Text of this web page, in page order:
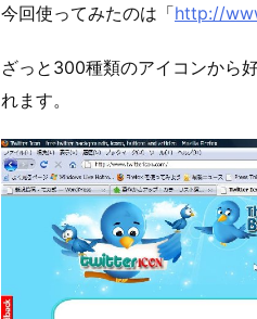
今回使ってみたのは「http://
ざっと300種類のアイコンから
れます。